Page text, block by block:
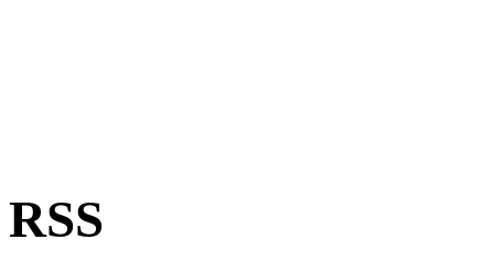
RSS